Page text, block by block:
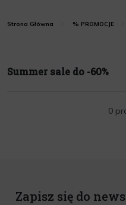
Strona Główna % PROMOCJE
Summer sale do -60%
0
Zapisz się do